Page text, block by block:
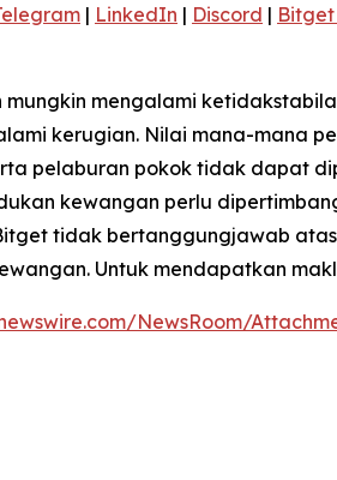
| LinkedIn | Discord |
mengalami
kerugian. Nilai mana-mana
pelaburan pokok tidak dapat
kewangan perlu
tidak bertanggungjawab
Untuk mendapatkan
NewsRoom/